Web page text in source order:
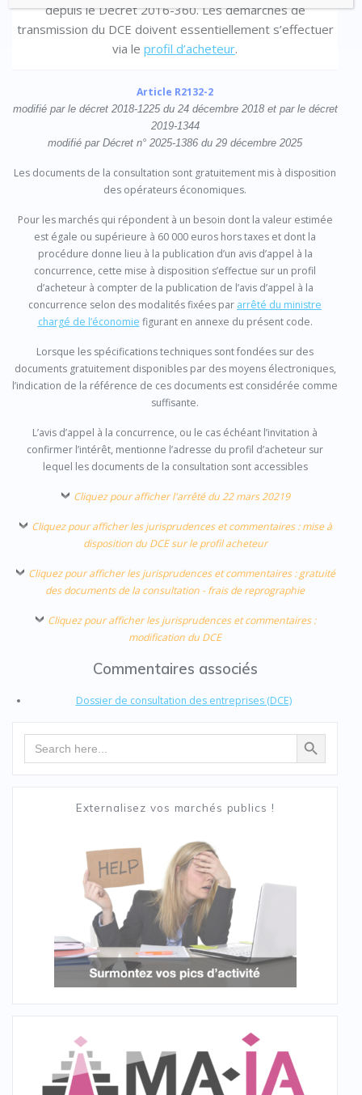
depuis le Décret 2016-360. Les démarches de
transmission du DCE doivent essentiellement s’effectuer
via le profil d’acheteur.
Article R2132-2
modifié par le décret 2018-1225 du 24 décembre 2018 et par le décret
2019-1344
modifié par Décret n° 2025-1386 du 29 décembre 2025
Les documents de la consultation sont gratuitement mis à disposition
des opérateurs économiques.
Pour les marchés qui répondent à un besoin dont la valeur estimée
est égale ou supérieure à 60 000 euros hors taxes et dont la
procédure donne lieu à la publication d’un avis d’appel à la
concurrence, cette mise à disposition s’effectue sur un profil
d’acheteur à compter de la publication de l’avis d’appel à la
concurrence selon des modalités fixées par arrêté du ministre
chargé de l’économie figurant en annexe du présent code.
Lorsque les spécifications techniques sont fondées sur des
documents gratuitement disponibles par des moyens électroniques,
l’indication de la référence de ces documents est considérée comme
suffisante.
L’avis d’appel à la concurrence, ou le cas échéant l’invitation à
confirmer l’intérêt, mentionne l’adresse du profil d’acheteur sur
lequel les documents de la consultation sont accessibles
Cliquez pour afficher l'arrêté du 22 mars 20219
Cliquez pour afficher les jurisprudences et commentaires : mise à
disposition du DCE sur le profil acheteur
Cliquez pour afficher les jurisprudences et commentaires : gratuité
des documents de la consultation - frais de reprographie
Cliquez pour afficher les jurisprudences et commentaires :
modification du DCE
Commentaires associés
Dossier de consultation des entreprises (DCE)
Search Search Button
Externalisez vos marchés publics !